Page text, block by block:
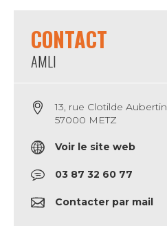
CONTACT
AMLI
13, rue Clotilde Aubertin
57000 METZ
Voir le site web
03 87 32 60 77
Contacter par mail